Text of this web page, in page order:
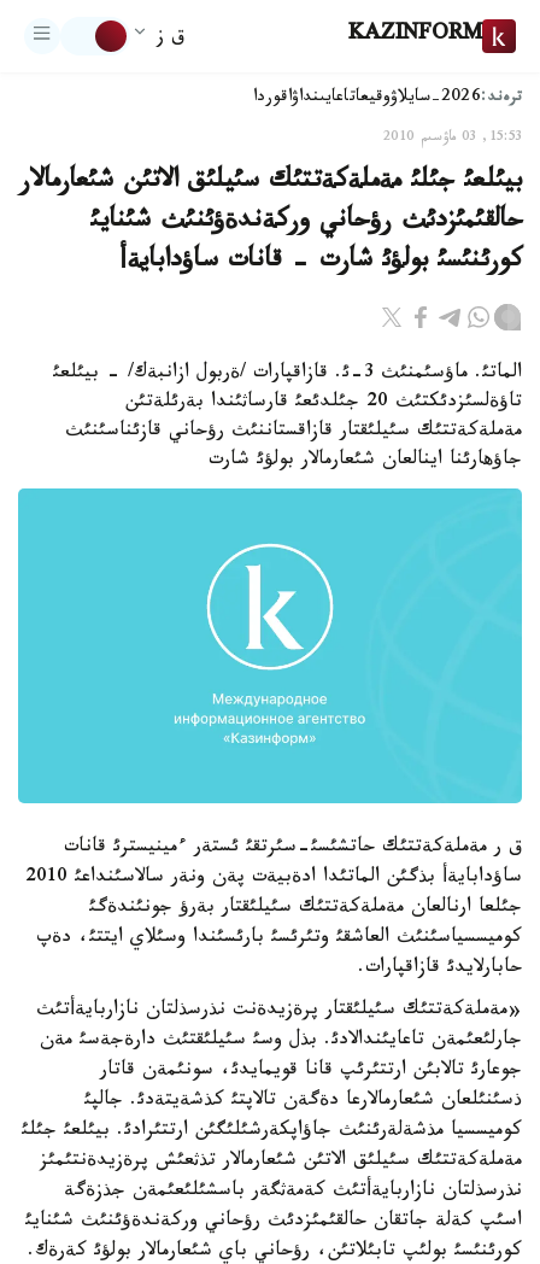
KAZINFORM ق ز
ترەند:2026-سايلاۋ وقيعاتاعايىنداۋاقوردا
15:53, 03 ماۋسىم 2010
بيئلعئ جئلئ مةملةكةتتئك سئيلئق الاتئن شئعارمالار
حالقئمئزدئث رؤحاني وركةندةؤئنئث شئنايئ
كورئنئسئ بولؤئ شارت - قانات ساؤدابايةأ
الماتئ. ماؤسئمنئث 3-ئ. قازاقپارات /ةربول ازانبةك/ - بيئلعئ
تاؤةلسئزدئكتئث 20 جئلدئعئ قارساثئندا بةرئلةتئن
مةملةكةتتئك سئيلئقتار قازاقستاننئث رؤحاني قازئناسئنئث
جاؤهارئنا اينالعان شئعارمالار بولؤئ شارت
ق ر مةملةكةتتئك حاتشئسئ-سئرتقئ ئستةر ءمينيسترئ قانات
ساؤدابايةأ بذگئن الماتئدا ادةبيةت پةن ونةر سالاسئنداعئ 2010
جئلعا ارنالعان مةملةكةتتئك سئيلئقتار بةرؤ جونئندةگئ
كوميسسياسئنئث العاشقئ وتئرئسئ بارئسئندا وسئلاي ايتتئ، دةپ
حابارلايدئ قازاقپارات.
«مةملةكةتتئك سئيلئقتار پرةزيدةنت نذرسذلتان نازاربايةأتئث
جارلئعئمةن تاعايئندالادئ. بذل وسئ سئيلئقتئث دارةجةسئ مةن
جوعارئ تالابئن ارتتئرئپ قانا قويمايدئ، سونئمةن قاتار
ذسئنئلعان شئعارمالارعا دةگةن تالاپتئ كذشةيتةدئ. جالپئ
كوميسسيا مذشةلةرئنئث جاؤاپكةرشئلئگئن ارتتئرادئ. بيئلعئ جئلئ
مةملةكةتتئك سئيلئق الاتئن شئعارمالار تذثعئش پرةزيدةنتئمئز
نذرسذلتان نازاربايةأتئث كةمةثگةر باسشئلئعئمةن جذزةگة
اسئپ كةلة جاتقان حالقئمئزدئث رؤحاني وركةندةؤئنئث شئنايئ
كورئنئسئ بولئپ تابئلاتئن، رؤحاني باي شئعارمالار بولؤئ كةرةك.